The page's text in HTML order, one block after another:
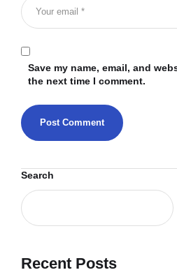
Save my name, email, and
the next time I comment.
Search
Recent Posts